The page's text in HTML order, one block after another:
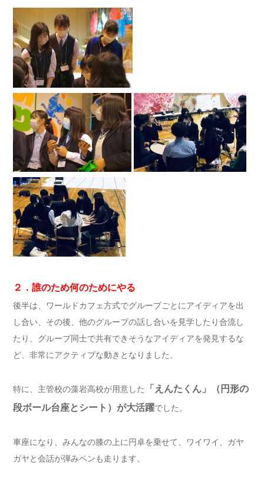
２．誰のため何のためにやる
後半は、ワールドカフェ方式でグループごとにアイディアを出
し合い、その後、他のグループの話し合いを見学したり合流し
たり、グループ同士で共有できそうなアイディアを発見するな
ど、非常にアクティブな動きとなりました。
特に、主管校の藻岩高校が用意した
「えんたくん」（円形の
段ボール台座とシート）が大活躍でした。
車座になり、みんなの膝の上に円卓を乗せて、ワイワイ、ガヤ
ガヤと会話が弾みペンも走ります。